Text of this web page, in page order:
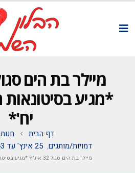
יח'*
דף הבית
חנות
דמויות/מותגים, 25 אינץ' עד 43 אינץ' כללי
מיילר בת הים סגול 32 אינ"ץ *מגיע בסיטונאות חבילה של 5 יח'*